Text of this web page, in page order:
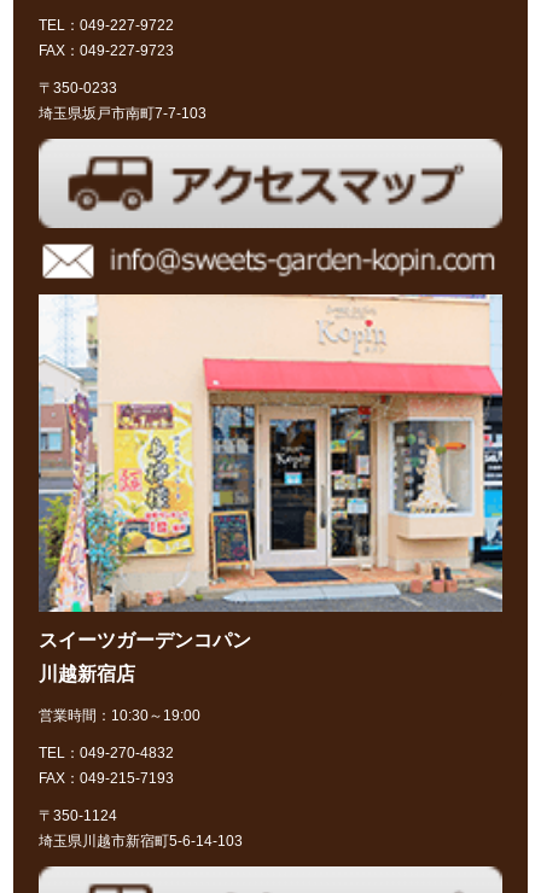
TEL：049-227-9722
FAX：049-227-9723
〒350-0233
埼玉県坂戸市南町7-7-103
スイーツガーデンコパン
川越新宿店
営業時間：10:30～19:00
TEL：049-270-4832
FAX：049-215-7193
〒350-1124
埼玉県川越市新宿町5-6-14-103